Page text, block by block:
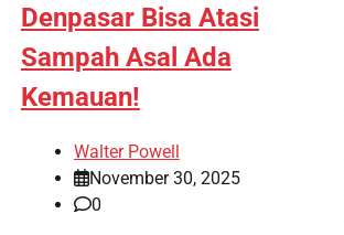
Denpasar Bisa Atasi
Sampah Asal Ada
Kemauan!
Walter Powell
November 30, 2025
0